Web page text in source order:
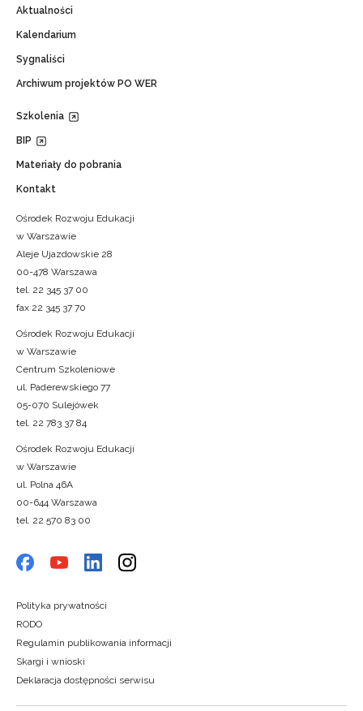
Aktualności
Kalendarium
Sygnaliści
Archiwum projektów PO WER
Szkolenia
BIP
Materiały do pobrania
Kontakt
Ośrodek Rozwoju Edukacji
w Warszawie
Aleje Ujazdowskie 28
00-478 Warszawa
tel. 22 345 37 00
fax 22 345 37 70
Ośrodek Rozwoju Edukacji
w Warszawie
Centrum Szkoleniowe
ul. Paderewskiego 77
05-070 Sulejówek
tel. 22 783 37 84
Ośrodek Rozwoju Edukacji
w Warszawie
ul. Polna 46A
00-644 Warszawa
tel. 22 570 83 00
Polityka prywatności
RODO
Regulamin publikowania informacji
Skargi i wnioski
Deklaracja dostępności serwisu